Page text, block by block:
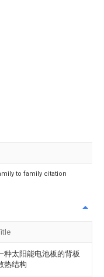
to family citation
种太阳能电池板的背板
热结构